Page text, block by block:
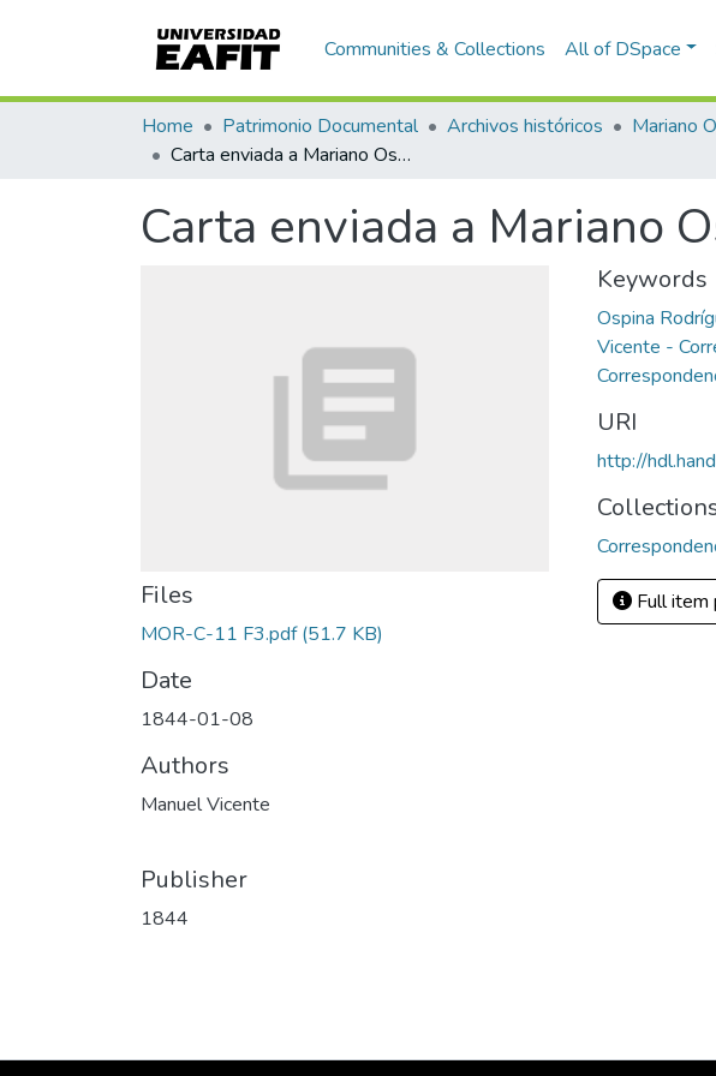
Communities & Collections All of DSpace
Home Patrimonio Documental Archivos históricos
Carta enviada a Mariano Ospina Rodríguez
Carta enviada a Mariano
Files
MOR-C-11 F3.pdf(51.7 KB)
Date
1844-01-08
Authors
Manuel Vicente
Publisher
1844
Keywords
Ospina
Vicente -
URI
http://
Full item